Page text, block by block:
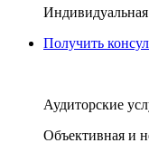
Получить
Аудиторские
Объективная и